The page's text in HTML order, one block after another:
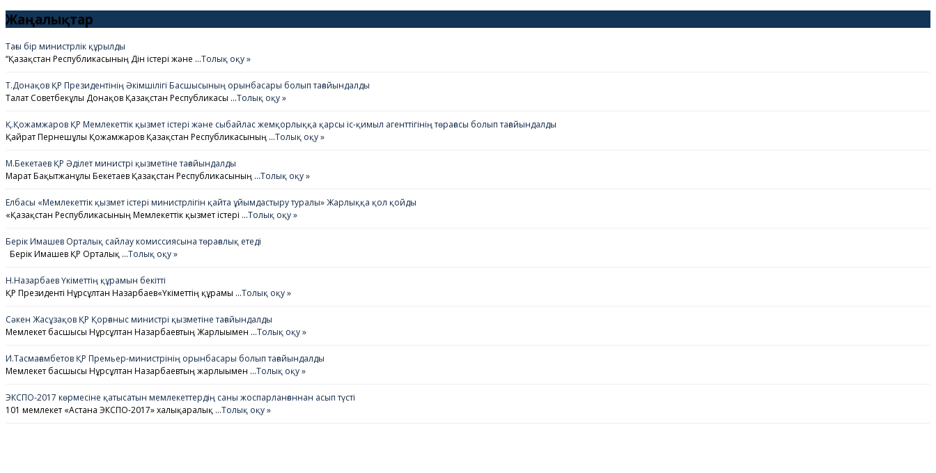
Жаңалықтар
Тағы бір министрлік құрылды
“Қазақстан Республикасының Дін істері және …Толық оқу »
Т.Донақов ҚР Президентінің Әкімшілігі Басшысының орынбасары болып тағайындалды
Талғат Советбекұлы Донақов Қазақстан Республикасы …Толық оқу »
Қ.Қожамжаров ҚР Мемлекеттік қызмет істері және сыбайлас жемқорлыққа қарсы іс-қимыл агенттігінің төрағасы болып тағайындалды
Қайрат Пернешұлы Қожамжаров Қазақстан Республикасының …Толық оқу »
М.Бекетаев ҚР Әділет министрі қызметіне тағайындалды
Марат Бақытжанұлы Бекетаев Қазақстан Республикасының …Толық оқу »
Елбасы «Мемлекеттік қызмет істері министрлігін қайта ұйымдастыру туралы» Жарлыққа қол қойды
«Қазақстан Республикасының Мемлекеттік қызмет істері …Толық оқу »
Берік Имашев Орталық сайлау комиссиясына төрағалық етеді
Берік Имашев ҚР Орталық …Толық оқу »
Н.Назарбаев Үкіметтің құрамын бекітті
ҚР Президенті Нұрсұлтан Назарбаев«Үкіметтің құрамы …Толық оқу »
Сәкен Жасұзақов ҚР Қорғаныс министрі қызметіне тағайындалды
Мемлекет басшысы Нұрсұлтан Назарбаевтың Жарлығымен …Толық оқу »
И.Тасмағамбетов ҚР Премьер-министрінің орынбасары болып тағайындалды
Мемлекет басшысы Нұрсұлтан Назарбаевтың жарлығымен …Толық оқу »
ЭКСПО-2017 көрмесіне қатысатын мемлекеттердің саны жоспарланғаннан асып түсті
101 мемлекет «Астана ЭКСПО-2017» халықаралық …Толық оқу »